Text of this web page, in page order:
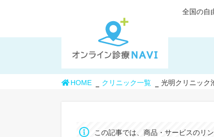
全国の自
HOME クリニック一覧 光明クリニック
この記事では、商品・サービスのリ